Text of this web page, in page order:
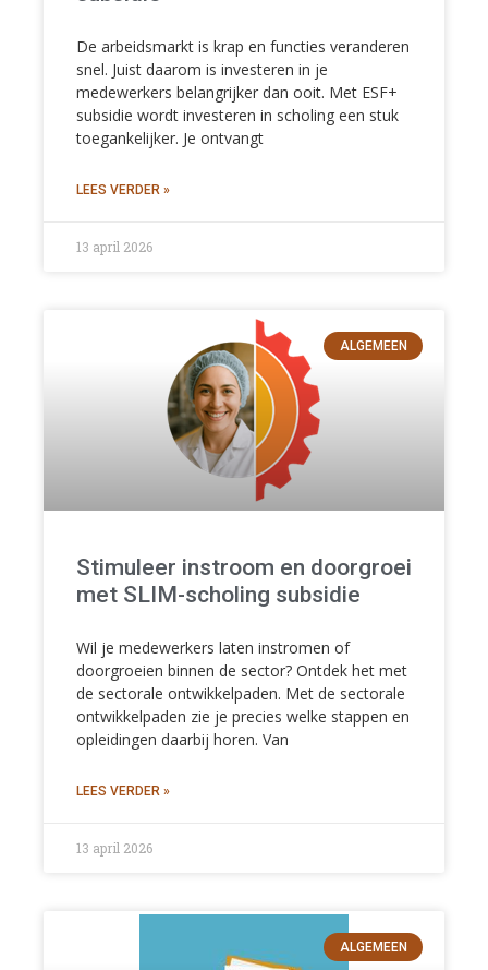
De arbeidsmarkt is krap en functies veranderen
snel. Juist daarom is investeren in je
medewerkers belangrijker dan ooit. Met ESF+
subsidie wordt investeren in scholing een stuk
toegankelijker. Je ontvangt
LEES VERDER »
13 april 2026
ALGEMEEN
Stimuleer instroom en doorgroei
met SLIM-scholing subsidie
Wil je medewerkers laten instromen of
doorgroeien binnen de sector? Ontdek het met
de sectorale ontwikkelpaden. Met de sectorale
ontwikkelpaden zie je precies welke stappen en
opleidingen daarbij horen. Van
LEES VERDER »
13 april 2026
ALGEMEEN